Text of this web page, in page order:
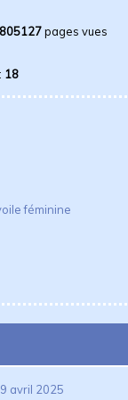
805127pages vues
18
féminine
avril 2025